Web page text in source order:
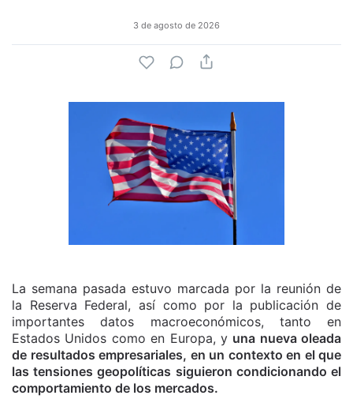
3 de agosto de 2026
La semana pasada estuvo marcada por la reunión de
la Reserva Federal, así como por la publicación de
importantes datos macroeconómicos, tanto en
Estados Unidos como en Europa, y una nueva oleada
de resultados empresariales, en un contexto en el que
las tensiones geopolíticas siguieron condicionando el
comportamiento de los mercados.